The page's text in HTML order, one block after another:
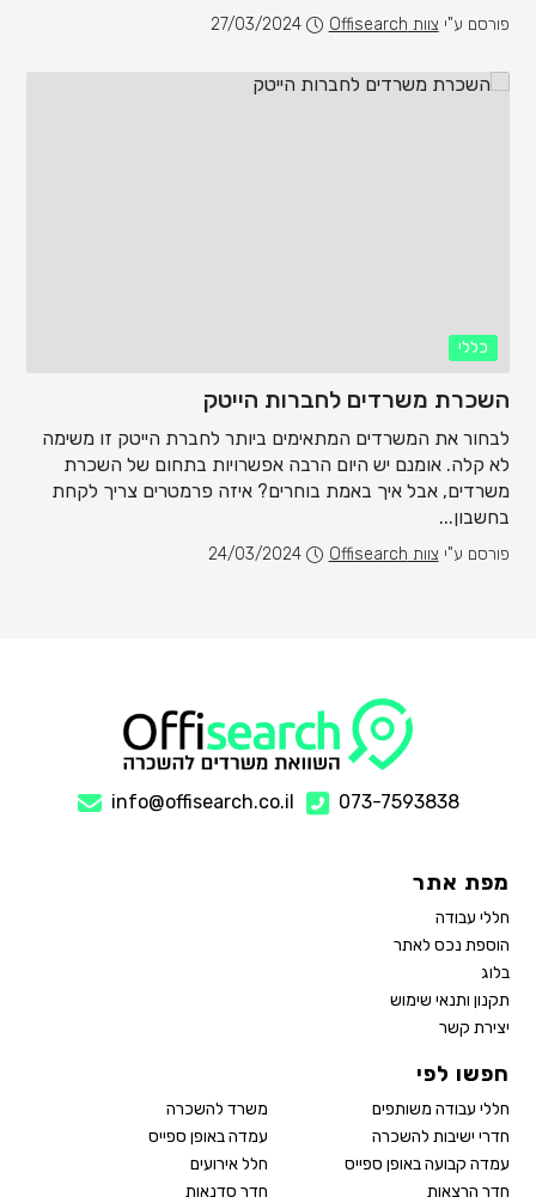
פורסם ע"י צוות Offisearch 27/03/2024
כללי
השכרת משרדים לחברות הייטק
לבחור את המשרדים המתאימים ביותר לחברת הייטק זו משימה
לא קלה. אומנם יש היום הרבה אפשרויות בתחום של השכרת
משרדים, אבל איך באמת בוחרים? איזה פרמטרים צריך לקחת
בחשבון...
פורסם ע"י צוות Offisearch 24/03/2024
מפת אתר
חללי עבודה
הוספת נכס לאתר
בלוג
תקנון ותנאי שימוש
יצירת קשר
חפשו לפי
חללי עבודה משותפים
משרד להשכרה
חדרי ישיבות להשכרה
עמדה באופן ספייס
עמדה קבועה באופן ספייס
חלל אירועים
חדר הרצאות
חדר סדנאות
info@offisearch.co.il 073-7593838